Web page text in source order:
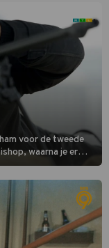
voor de tweede
waarna je er
pensioen niet